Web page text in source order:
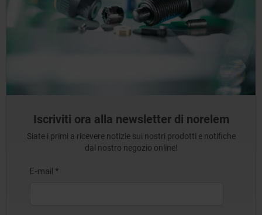
Iscriviti ora alla newsletter di norelem
Siate i primi a ricevere notizie sui nostri prodotti e notifiche
dal nostro negozio online!